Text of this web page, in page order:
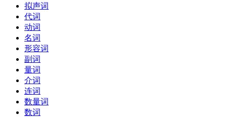
拟声词
代词
动词
名词
形容词
副词
量词
介词
连词
数量词
数词